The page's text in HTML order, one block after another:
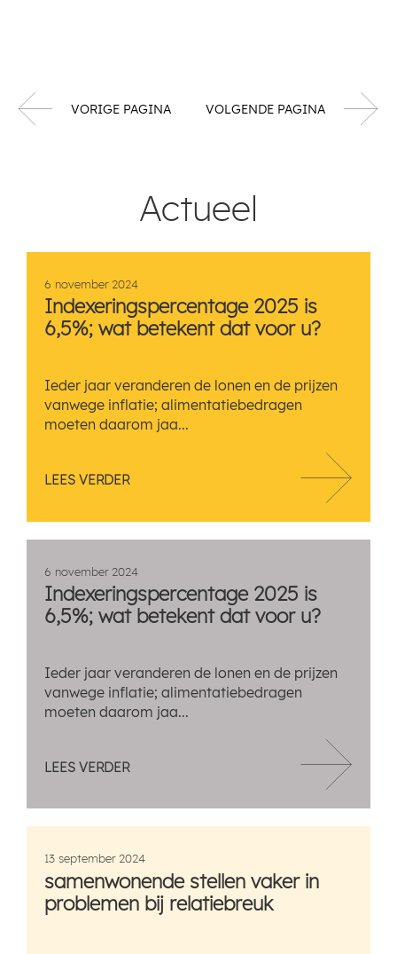
VORIGE PAGINA VOLGENDE PAGINA
Actueel
6 november 2024
Indexeringspercentage 2025 is
6,5%; wat betekent dat voor u?
Ieder jaar veranderen de lonen en de prijzen
vanwege inflatie; alimentatiebedragen
moeten daarom jaa...
LEES VERDER
6 november 2024
Indexeringspercentage 2025 is
6,5%; wat betekent dat voor u?
Ieder jaar veranderen de lonen en de prijzen
vanwege inflatie; alimentatiebedragen
moeten daarom jaa...
LEES VERDER
13 september 2024
samenwonende stellen vaker in
problemen bij relatiebreuk